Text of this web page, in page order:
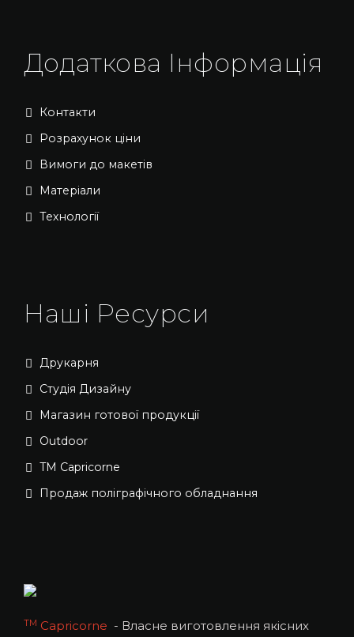
Додаткова Інформація
Контакти
Розрахунок ціни
Вимоги до макетів
Матеріали
Технології
Наші Ресурси
Друкарня
Студія Дизайну
Магазин готової продукції
Outdoor
TM Capricorne
Продаж поліграфічного обладнання
ТМ Capricorne - Власне виготовлення якісних